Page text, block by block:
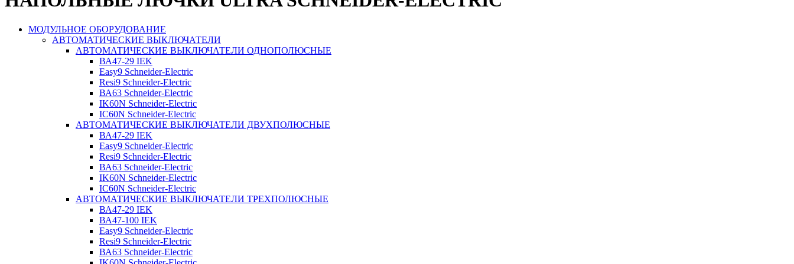
МОДУЛЬНОЕ ОБОРУДОВАНИЕ
АВТОМАТИЧЕСКИЕ ВЫКЛЮЧАТЕЛИ
АВТОМАТИЧЕСКИЕ ВЫКЛЮЧАТЕЛИ ОДНОПОЛЮСНЫЕ
ВА47-29 IEK
Easy9 Schneider-Electric
Resi9 Schneider-Electric
ВА63 Schneider-Electric
IK60N Schneider-Electric
IC60N Schneider-Electric
АВТОМАТИЧЕСКИЕ ВЫКЛЮЧАТЕЛИ ДВУХПОЛЮСНЫЕ
ВА47-29 IEK
Easy9 Schneider-Electric
Resi9 Schneider-Electric
ВА63 Schneider-Electric
IK60N Schneider-Electric
IC60N Schneider-Electric
АВТОМАТИЧЕСКИЕ ВЫКЛЮЧАТЕЛИ ТРЕХПОЛЮСНЫЕ
ВА47-29 IEK
ВА47-100 IEK
Easy9 Schneider-Electric
Resi9 Schneider-Electric
ВА63 Schneider-Electric